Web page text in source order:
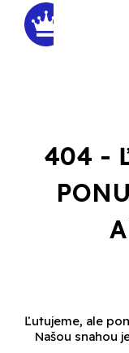
404 -
Ľutujeme, ale
Našou snahou